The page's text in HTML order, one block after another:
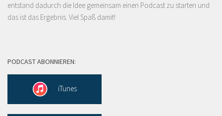
entstand dadurch die Idee gemeinsam einen Podcast zu starten und
das ist das Ergebnis. Viel Spaß damit!
PODCAST ABONNIEREN:
iTunes